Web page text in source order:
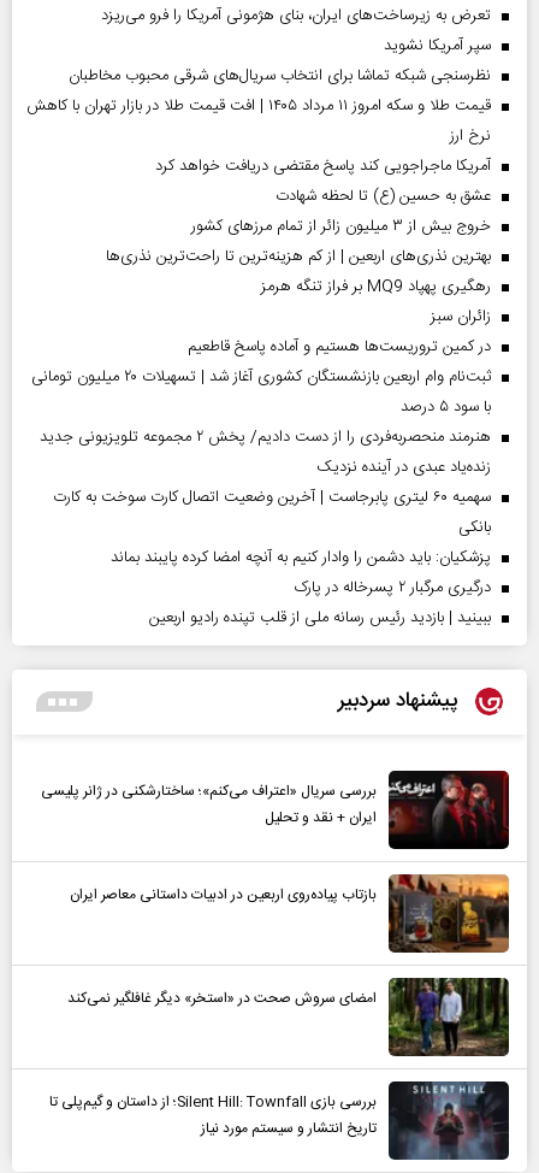
تعرض به زیرساخت‌های ایران، بنای هژمونی آمریکا را فرو می‌ریزد
سپر آمریکا نشوید
نظرسنجی شبکه تماشا برای انتخاب سریال‌های شرقی محبوب مخاطبان
قیمت طلا و سکه امروز ۱۱ مرداد ۱۴۰۵ | افت قیمت طلا در بازار تهران با کاهش
نرخ ارز
آمریکا ماجراجویی کند پاسخ مقتضی دریافت خواهد کرد
عشق به حسین (ع) تا لحظه شهادت
خروج بیش از ۳ میلیون زائر از تمام مرز‌های کشور
بهترین نذری‌های اربعین | از کم هزینه‌ترین تا راحت‌ترین نذری‌ها
رهگیری پهپاد MQ9 بر فراز تنگه هرمز
‌زائران سبز
در کمین تروریست‌ها هستیم و آماده پاسخ قاطعیم
ثبت‌نام وام اربعین بازنشستگان کشوری آغاز شد | تسهیلات ۲۰ میلیون تومانی
با سود ۵ درصد
هنرمند منحصر‌به‌فردی را از دست دادیم/ پخش ۲ مجموعه تلویزیونی جدید
زنده‌یاد عبدی در آینده نزدیک
سهمیه ۶۰ لیتری پابرجاست | آخرین وضعیت اتصال کارت سوخت به کارت
بانکی
پزشکیان: باید دشمن را وادار کنیم به آنچه امضا کرده پایبند بماند
درگیری مرگبار ۲ پسرخاله در پارک
ببینید | بازدید رئیس رسانه ملی از قلب تپنده رادیو اربعین
پیشنهاد سردبیر
بررسی سریال «اعتراف می‌کنم»؛ ساختارشکنی در ژانر پلیسی
ایران + نقد و تحلیل
بازتاب پیاده‌روی اربعین در ادبیات داستانی معاصر ایران
امضای سروش صحت در «استخر» دیگر غافلگیر نمی‌کند
بررسی بازی Silent Hill: Townfall؛ از داستان و گیم‌پلی تا
تاریخ انتشار و سیستم مورد نیاز